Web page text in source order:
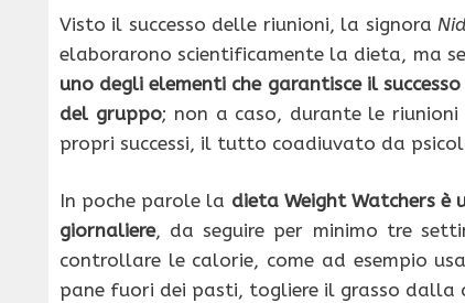
Visto il successo delle riunioni, la signora
elaborarono scientificamente la dieta, ma
uno degli elementi che garantisce il
del gruppo; non a caso, durante le riunioni
propri successi, il tutto coadiuvato da
In poche parole la dieta Weight Watchers è
giornaliere, da seguire per minimo tre
controllare le calorie, come ad esempio
pane fuori dei pasti, togliere il grasso dalla